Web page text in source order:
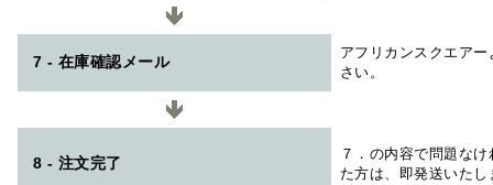
7 - 在庫確認メール
アフリカンスクエアー
さい。
8 - 注文完了
７．の内容で問題な
た方は、即発送いたし